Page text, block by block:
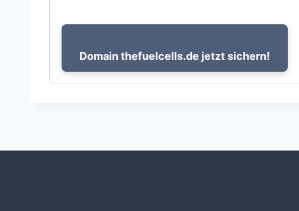
Domain thefuelcells.de jetzt sichern!